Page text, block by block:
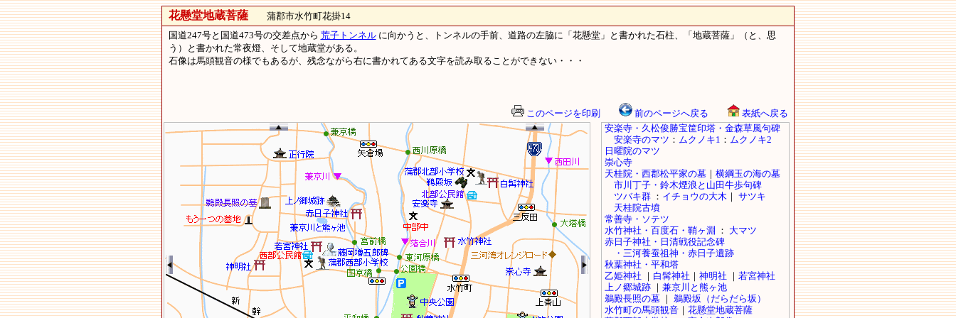
花懸堂地蔵菩薩蒲郡市水竹町花掛14
国道247号と国道473号の交差点から 荒子トンネルに向かうと、トンネルの手前、道路の左脇に「花懸堂」と書かれた石柱、「地蔵菩薩」（と、思
う）と書かれた常夜燈、そして地蔵堂がある。
石像は馬頭観音の様でもあるが、残念ながら右に書かれてある文字を読み取ることができない・・・
このページを印刷 前のページへ戻る 表紙へ戻る